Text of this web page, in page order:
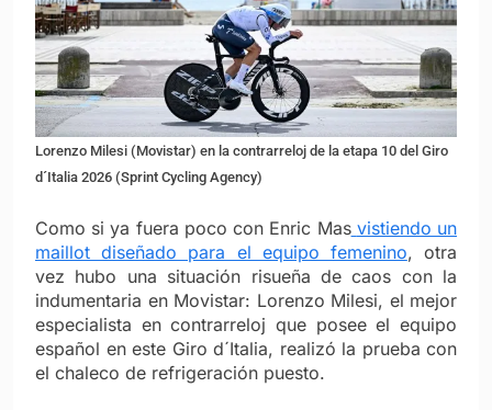
Lorenzo Milesi (Movistar) en la contrarreloj de la etapa 10 del Giro
d´Italia 2026 (Sprint Cycling Agency)
Como si ya fuera poco con Enric Mas vistiendo un
maillot diseñado para el equipo femenino, otra
vez hubo una situación risueña de caos con la
indumentaria en Movistar: Lorenzo Milesi, el mejor
especialista en contrarreloj que posee el equipo
español en este Giro d´Italia, realizó la prueba con
el chaleco de refrigeración puesto.